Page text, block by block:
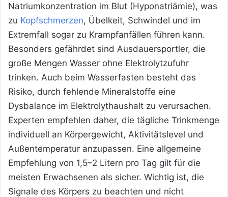
Natriumkonzentration im Blut (Hyponatriämie), was
zu Kopfschmerzen, Übelkeit, Schwindel und im
Extremfall sogar zu Krampfanfällen führen kann.
Besonders gefährdet sind Ausdauersportler, die
große Mengen Wasser ohne Elektrolytzufuhr
trinken. Auch beim Wasserfasten besteht das
Risiko, durch fehlende Mineralstoffe eine
Dysbalance im Elektrolythaushalt zu verursachen.
Experten empfehlen daher, die tägliche Trinkmenge
individuell an Körpergewicht, Aktivitätslevel und
Außentemperatur anzupassen. Eine allgemeine
Empfehlung von 1,5–2 Litern pro Tag gilt für die
meisten Erwachsenen als sicher. Wichtig ist, die
Signale des Körpers zu beachten und nicht